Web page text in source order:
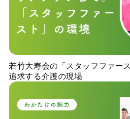
若竹大寿会の「スタッフファー
追求する介護の現場